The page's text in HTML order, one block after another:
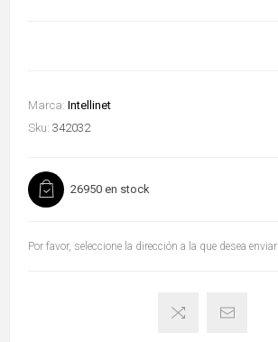
Marca: Intellinet
Sku: 342032
26950 en stock
Por favor, seleccione la dirección a la que desea enviar